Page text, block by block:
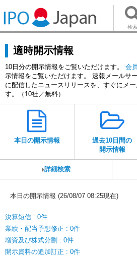
検索
適時開示情報
10日分の開示情報をご覧いただけます。 会
示情報をご覧いただけます。 速報メールサ
に配信したニュースリリースを、すぐにメ
す。（10社／無料）
本日の開示情報
過去10日間の
開示情報
詳細検索
本日の開示情報 (26/08/07 08:25現在)
決算短信 : 0件
業績・配当予想修正 : 0件
増資及び株式分割 : 0件
開示資料の追加訂正 : 0件